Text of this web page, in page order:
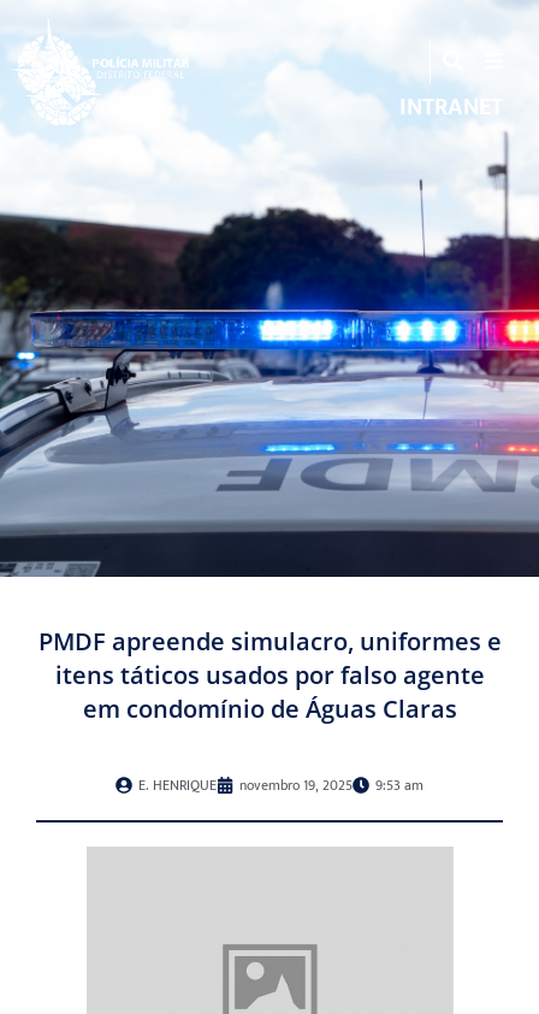
INTRANET
PMDF apreende simulacro, uniformes e
itens táticos usados por falso agente
em condomínio de Águas Claras
E. HENRIQUE novembro 19, 2025 9:53 am